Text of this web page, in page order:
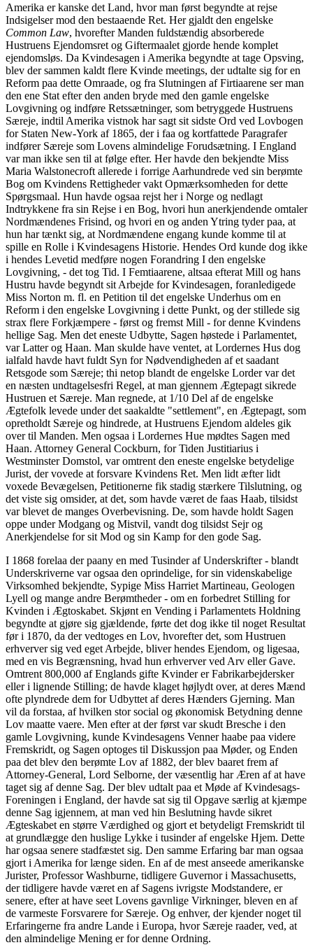
Amerika er kanske det Land, hvor man først begyndte at rejse
Indsigelser mod den bestaaende Ret. Her gjaldt den engelske
Common Law, hvorefter Manden fuldstændig absorberede
Hustruens Ejendomsret og Giftermaalet gjorde hende komplet
ejendomsløs. Da Kvindesagen i Amerika begyndte at tage Opsving,
blev der sammen kaldt flere Kvinde meetings, der udtalte sig for en
Reform paa dette Omraade, og fra Slutningen af Firtiaarene ser man
den ene Stat efter den anden bryde med den gamle engelske
Lovgivning og indføre Retssætninger, som betryggede Hustruens
Særeje, indtil Amerika vistnok har sagt sit sidste Ord ved Lovbogen
for Staten New-York af 1865, der i faa og kortfattede Paragrafer
indfører Særeje som Lovens almindelige Forudsætning. I England
var man ikke sen til at følge efter. Her havde den bekjendte Miss
Maria Walstonecroft allerede i forrige Aarhundrede ved sin berømte
Bog om Kvindens Rettigheder vakt Opmærksomheden for dette
Spørgsmaal. Hun havde ogsaa rejst her i Norge og nedlagt
Indtrykkene fra sin Rejse i en Bog, hvori hun anerkjendende omtaler
Nordmændenes Frisind, og hvori en og anden Ytring tyder paa, at
hun har tænkt sig, at Nordmændene engang kunde komme til at
spille en Rolle i Kvindesagens Historie. Hendes Ord kunde dog ikke
i hendes Levetid medføre nogen Forandring I den engelske
Lovgivning, - det tog Tid. I Femtiaarene, altsaa efterat Mill og hans
Hustru havde begyndt sit Arbejde for Kvindesagen, foranledigede
Miss Norton m. fl. en Petition til det engelske Underhus om en
Reform i den engelske Lovgivning i dette Punkt, og der stillede sig
strax flere Forkjæmpere - først og fremst Mill - for denne Kvindens
hellige Sag. Men det eneste Udbytte, Sagen høstede i Parlamentet,
var Latter og Haan. Man skulde have ventet, at Lordernes Hus dog
ialfald havde havt fuldt Syn for Nødvendigheden af et saadant
Retsgode som Særeje; thi netop blandt de engelske Lorder var det
en næsten undtagelsesfri Regel, at man gjennem Ægtepagt sikrede
Hustruen et Særeje. Man regnede, at 1/10 Del af de engelske
Ægtefolk levede under det saakaldte "settlement", en Ægtepagt, som
opretholdt Særeje og hindrede, at Hustruens Ejendom aldeles gik
over til Manden. Men ogsaa i Lordernes Hue mødtes Sagen med
Haan. Attorney General Cockburn, for Tiden Justitiarius i
Westminster Domstol, var omtrent den eneste engelske betydelige
Jurist, der vovede at forsvare Kvindens Ret. Men lidt æfter lidt
voxede Bevægelsen, Petitionerne fik stadig stærkere Tilslutning, og
det viste sig omsider, at det, som havde været de faas Haab, tilsidst
var blevet de manges Overbevisning. De, som havde holdt Sagen
oppe under Modgang og Mistvil, vandt dog tilsidst Sejr og
Anerkjendelse for sit Mod og sin Kamp for den gode Sag.
I 1868 forelaa der paany en med Tusinder af Underskrifter - blandt
Underskriverne var ogsaa den oprindelige, for sin videnskabelige
Virksomhed bekjendte, Sypige Miss Harriet Martineau, Geologen
Lyell og mange andre Berømtheder - om en forbedret Stilling for
Kvinden i Ægtoskabet. Skjønt en Vending i Parlamentets Holdning
begyndte at gjøre sig gjældende, førte det dog ikke til noget Resultat
før i 1870, da der vedtoges en Lov, hvorefter det, som Hustruen
erhverver sig ved eget Arbejde, bliver hendes Ejendom, og ligesaa,
med en vis Begrænsning, hvad hun erhverver ved Arv eller Gave.
Omtrent 800,000 af Englands gifte Kvinder er Fabrikarbejdersker
eller i lignende Stilling; de havde klaget højlydt over, at deres Mænd
ofte plyndrede dem for Udbyttet af deres Hænders Gjerning. Man
vil da forstaa, af hvilken stor social og økonomisk Betydning denne
Lov maatte vaere. Men efter at der først var skudt Bresche i den
gamle Lovgivning, kunde Kvindesagens Venner haabe paa videre
Fremskridt, og Sagen optoges til Diskussjon paa Møder, og Enden
paa det blev den berømte Lov af 1882, der blev baaret frem af
Attorney-General, Lord Selborne, der væsentlig har Æren af at have
taget sig af denne Sag. Der blev udtalt paa et Møde af Kvindesags-
Foreningen i England, der havde sat sig til Opgave særlig at kjæmpe
denne Sag igjennem, at man ved hin Beslutning havde sikret
Ægteskabet en større Værdighed og gjort et betydeligt Fremskridt til
at grundlægge den huslige Lykke i tusinder af engelske Hjem. Dette
har ogsaa senere stadfæstet sig. Den samme Erfaring bar man ogsaa
gjort i Amerika for længe siden. En af de mest anseede amerikanske
Jurister, Professor Washburne, tidligere Guvernor i Massachusetts,
der tidligere havde været en af Sagens ivrigste Modstandere, er
senere, efter at have seet Lovens gavnlige Virkninger, bleven en af
de varmeste Forsvarere for Særeje. Og enhver, der kjender noget til
Erfaringerne fra andre Lande i Europa, hvor Særeje raader, ved, at
den almindelige Mening er for denne Ordning.